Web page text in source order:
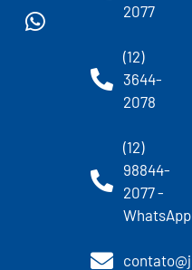
2077
(12)
3644-
2078
(12)
98844-
2077 -
WhatsApp